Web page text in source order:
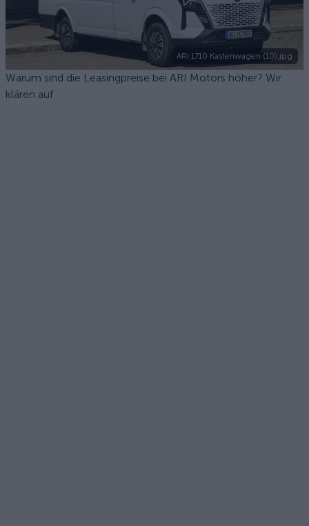
ARI 1710 Kastenwagen (10).jpg
Warum sind die Leasingpreise bei ARI Motors höher? Wir
klären auf